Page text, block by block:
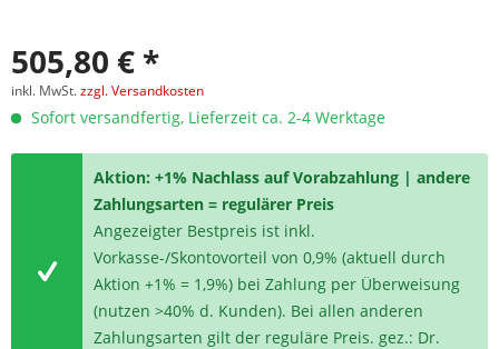
505,80 € *
inkl. MwSt.zzgl. Versandkosten
Sofort versandfertig, Lieferzeit ca. 2-4 Werktage
Aktion: +1% Nachlass auf Vorabzahlung | andere
Zahlungsarten = regulärer Preis
Angezeigter Bestpreis ist inkl.
Vorkasse-/Skontovorteil von 0,9% (aktuell durch
Aktion +1% = 1,9%) bei Zahlung per Überweisung
(nutzen >40% d. Kunden). Bei allen anderen
Zahlungsarten gilt der reguläre Preis. gez.: Dr.